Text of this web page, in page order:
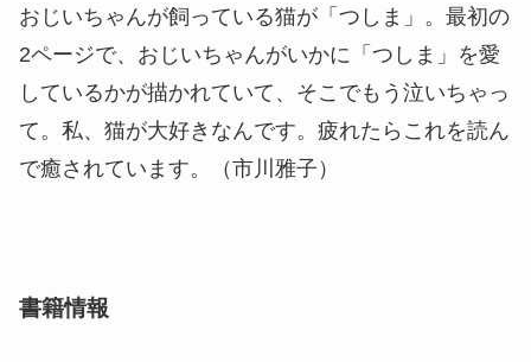
おじいちゃんが飼っている猫が「つしま」。最初の
2ページで、おじいちゃんがいかに「つしま」を愛
しているかが描かれていて、そこでもう泣いちゃっ
て。私、猫が大好きなんです。疲れたらこれを読ん
で癒されています。（市川雅子）
書籍情報